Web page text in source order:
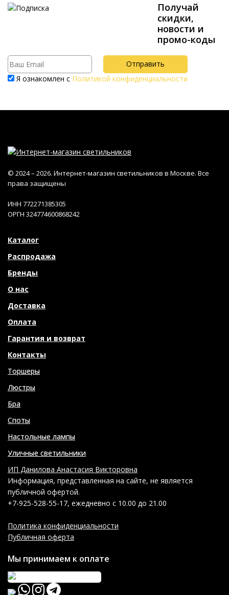
Получай
скидки,
новости и
промо-коды
Я ознакомлен с Политикой конфиденциальности
© 2024 – 2026. Интернет-магазин светильников в Москве. Все
права защищены
ИНН 772271385305
ОРГН 324774600868242
Каталог
Распродажа
Бренды
О нас
Доставка
Оплата
Гарантия и возврат
Контакты
Торшеры
Люстры
Бра
Споты
Настольные лампы
Уличные светильники
ИП Данилова Анастасия Викторовна
Информация, представленная на сайте, не является
публичной офертой.
+7-925-528-55-17, ежедневно с 10.00 до 21.00
Политика конфиденциальности
Публичная оферта
Мы принимаем к оплате